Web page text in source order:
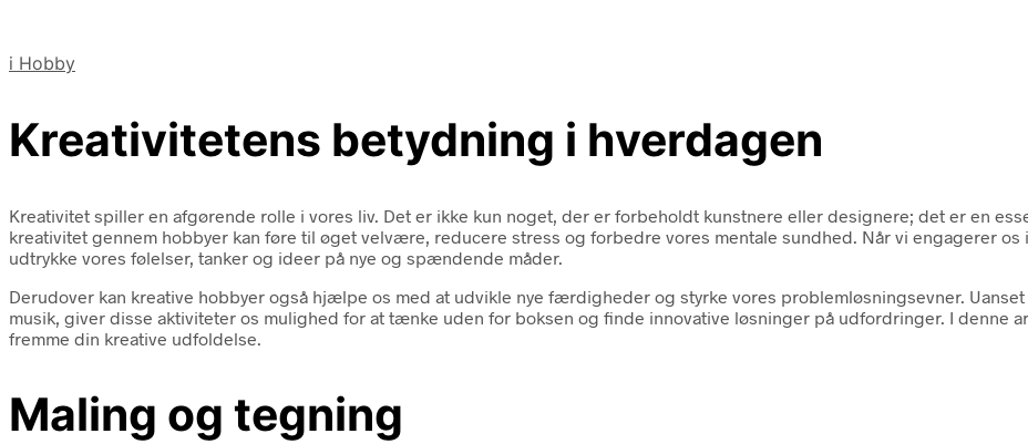
i Hobby
Kreativitetens betydning i hverdagen
Kreativitet spiller en afgørende rolle i vores liv. Det er ikke kun noget, der er forbeholdt kunstnere eller designere; det er en
kreativitet gennem hobbyer kan føre til øget velvære, reducere stress og forbedre vores mentale sundhed. Når vi engagerer
udtrykke vores følelser, tanker og ideer på nye og spændende måder.
Derudover kan kreative hobbyer også hjælpe os med at udvikle nye færdigheder og styrke vores problemløsningsevner.
musik, giver disse aktiviteter os mulighed for at tænke uden for boksen og finde innovative løsninger på udfordringer. I denne
fremme din kreative udfoldelse.
Maling og tegning